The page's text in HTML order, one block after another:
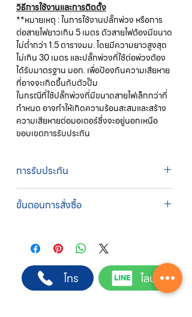
วิธีการใช้งานและการติดตั้ง
**หมายเหตุ : ในการใช้งานปลั๊กพ่วง หรือการ
ต่อสายไฟยาวเกิน 5 เมตร ตัวสายไฟต้องมีขนาด
ไม่ต่ำกว่า 1.5 ตารางมม. โดยมีความยาวสูงสุด
ไม่เกิน 30 เมตร และปลั๊กพ่วงที่ใช้ต่อพ่วงต้อง
ได้รับมาตรฐาน มอก. เพื่อป้องกันความเสียหาย
ที่อาจจะเกิดขึ้นกับตัวปั๊ม
ในกรณีที่ใช้ปลั๊กพ่วงที่มีขนาดสายไฟเล็กกว่าที่
กำหนด อาจทำให้เกิดความร้อนสะสมและสร้าง
ความเสียหายต่อมอเตอร์ซึ่งจะอยู่นอกเหนือ
ขอบเขตการรับประกัน
การรับประกัน
ขั้นตอนการสั่งซื้อ
ฝ่ายขายโดยตรง เพื่อความถูกต้องของข้อมูล
สินค้า ราคา และเงื่อนไขการจัดส่ง
ขั้นตอนการสั่งซื้อ
1. แคปหน้าจอสินค้า หรือคัดลอกลิงก์สินค้าที่
ต้องการ
โทร ไลน์